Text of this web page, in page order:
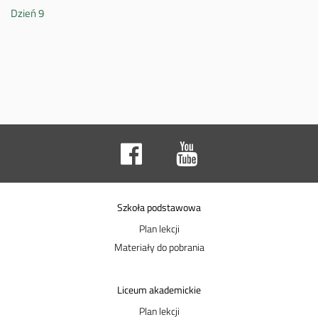
Dzień 9
Szkoła podstawowa
Plan lekcji
Materiały do pobrania
Liceum akademickie
Plan lekcji